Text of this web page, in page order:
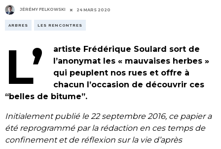
JÉRÉMY FELKOWSKI 24 MARS 2020
ARBRES LES RENCONTRES
L’
artiste Frédérique Soulard sort de
l’anonymat les « mauvaises herbes »
qui peuplent nos rues et offre à
chacun l’occasion de découvrir ces
“belles de bitume”.
Initialement publié le 22 septembre 2016, ce papier a
été reprogrammé par la rédaction en ces temps de
confinement et de réflexion sur la vie d’après